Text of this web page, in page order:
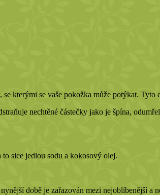
kterými se vaše pokožka může potýkat.
nechtěné částečky jako je špína,
sice jedlou sodu a kokosový olej.
době je zařazován mezi nejoblíbenější a